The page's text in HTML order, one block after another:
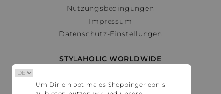
Nutzungsbedingungen
Impressum
Datenschutz-Einstellungen
STYLAHOLIC WORLDWIDE
Österreich
Um Dir ein optimales Shoppingerlebnis